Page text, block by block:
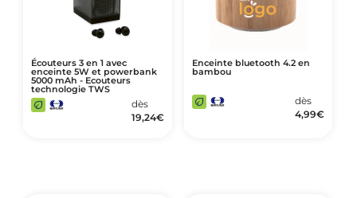
Écouteurs 3 en 1 avec
enceinte 5W et powerbank
5000 mAh - Ecouteurs
technologie TWS
dès
19,24€
Enceinte bluetooth 4.2 en
bambou
dès
4,99€